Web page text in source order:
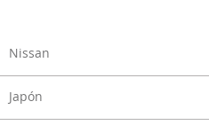
Nissan
Japón